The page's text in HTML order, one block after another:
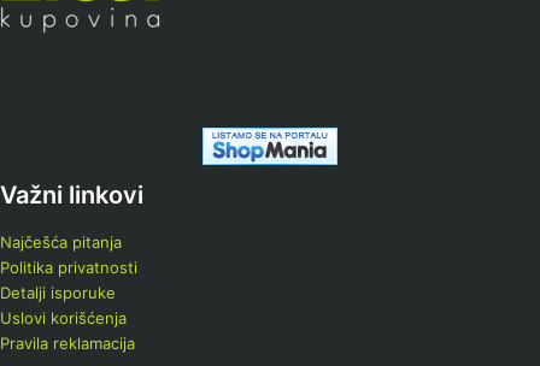
Važni linkovi
Najčešća pitanja
Politika privatnosti
Detalji isporuke
Uslovi korišćenja
Pravila reklamacija